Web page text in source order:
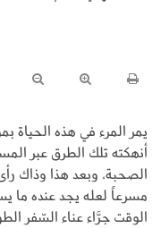
يمر المرء في هذه الحياة
أنهكته تلك الطرق عبر
الصحبة، وبعد هذا وذاك
مسرعاً لعله يجد عنده ما
الوقت جرَّاء عناء السّفر